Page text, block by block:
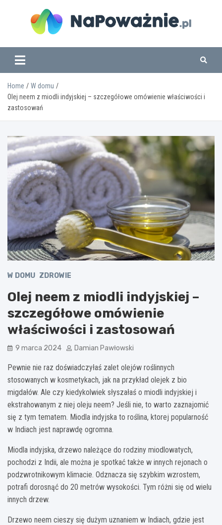
www.napowaznie.pl
Home
W domu
Olej neem z miodli indyjskiej – szczegółowe omówienie właściwości i
zastosowań
W DOMU ZDROWIE
Olej neem z miodli indyjskiej –
szczegółowe omówienie
właściwości i zastosowań
9 marca 2024 Damian Pawłowski
Pewnie nie raz doświadczyłaś zalet olejów roślinnych
stosowanych w kosmetykach, jak na przykład olejek z bio
migdałów. Ale czy kiedykolwiek słyszałaś o miodli indyjskiej i
ekstrahowanym z niej oleju neem? Jeśli nie, to warto zaznajomić
się z tym tematem. Miodla indyjska to roślina, ktorej popularność
w Indiach jest naprawdę ogromna.
Miodla indyjska, drzewo należące do rodziny miodlowatych,
pochodzi z Indii, ale można je spotkać także w innych rejonach o
podzwrotnikowym klimacie. Odznacza się szybkim wzrostem,
potrafi dorosnąć do 20 metrów wysokości. Tym różni się od wielu
innych drzew.
Drzewo neem cieszy się dużym uznaniem w Indiach, gdzie jest